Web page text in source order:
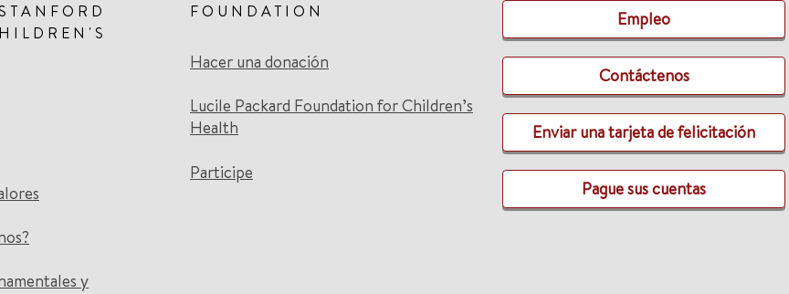
y
FOUNDATION
Hacer una donación
Lucile Packard Foundation for Children’s
Health
Participe
Empleo
Contáctenos
Enviar una tarjeta de felicitación
Pague sus cuentas